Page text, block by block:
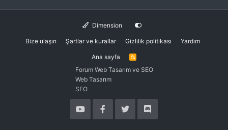
Dimension
Bize ulaşın Şartlar ve kurallar Gizlilik politikası Yardım
Ana sayfa
R
S
Forum Web Tasarım ve SEO
Web Tasarım
SEO